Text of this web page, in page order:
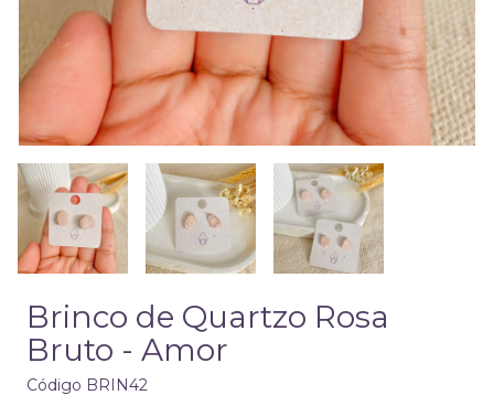
Brinco de Quartzo Rosa
Bruto - Amor
Código BRIN42